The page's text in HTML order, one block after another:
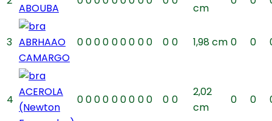
ABOUBA
cm
3 ABRHAAO
CAMARGO
0000 000 00 0 0 1,98 cm 0 0
4
ACEROLA
(Newton
0000 000 00 0 0
2,02
cm
0 0